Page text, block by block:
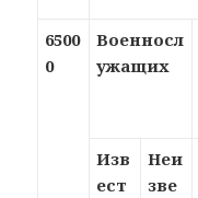
6500
0
Военносл
ужащих
Изв
ест
Неи
зве